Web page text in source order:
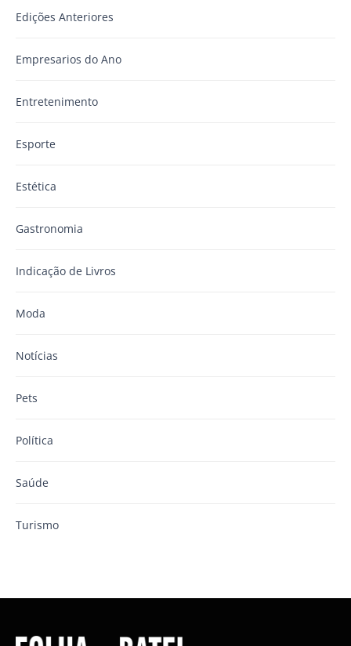
Edições Anteriores
Empresarios do Ano
Entretenimento
Esporte
Estética
Gastronomia
Indicação de Livros
Moda
Notícias
Pets
Política
Saúde
Turismo